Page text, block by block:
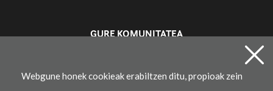
GURE KOMUNITATEA
Webgune honek cookieak erabiltzen ditu, propioak zein